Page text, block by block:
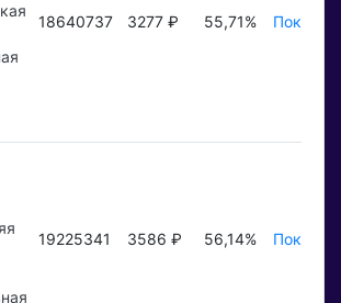
18640737 3277 ₽ 55,71%
19225341 3586 ₽ 56,14%